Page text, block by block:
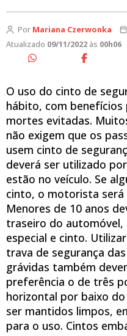
Por Mariana Czerwonka
Atualizado 09/11/2022 às 00h06
O uso do cinto de
hábito, com
mortes evitadas.
não exigem que os
usem cinto de
deverá ser utilizado
estão no veículo. Se
cinto, o motorista será
Menores de 10 anos
traseiro do automóvel,
especial e cinto.
trava de segurança
grávidas também
preferência o de três
horizontal por baixo
ser mantidos limpos,
para o uso. Cintos